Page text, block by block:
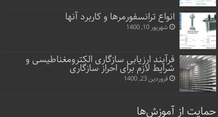
انواع ترانسفورمرها و کاربرد آنها
شهریور 10, 1400
فرآیند ارزیابی سازگاری الکترومغناطیسی و
شرایط لازم برای احراز سازگاری
فروردین 23, 1400
حمایت از آموزش‌ها